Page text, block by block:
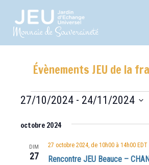
contenuMonnaie de Souveraineté
Évènements JEU de la
Évènements
27/10/2024 - 24/11/2024
une
octobre 2024
DIM
27
Rencontre JEU Beauce –
27 octobre 2024, de 10h00à 14h00 EDT